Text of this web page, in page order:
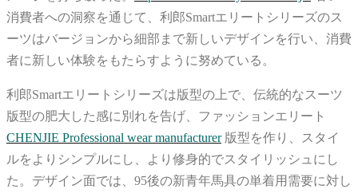
消費者への洞察を通じて、利郎Smartエリートシリーズのス
ーツはバージョンから細部まで新しいデザインを行い、消費
者に新しい体験をもたらすように努めている。
利郎Smartエリートシリーズは版型の上で、伝統的なスーツ
版型の肥大した感に別れを告げ、ファッションエリート
CHENJIE Professional wear manufacturer版型を作り、スタイ
ルをよりシンプルにし、より修身的でスタイリッシュにし
た。デザイン面では、95後の新青年馬具の単着用需要に対し